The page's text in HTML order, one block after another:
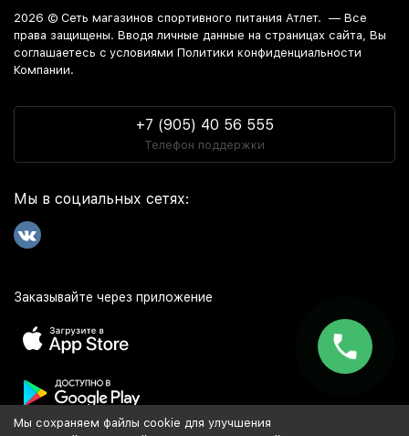
2026 © Сеть магазинов спортивного питания Атлет. — Все
права защищены. Вводя личные данные на страницах сайта, Вы
соглашаетесь c условиями Политики конфиденциальности
Компании.
+7 (905) 40 56 555
Телефон поддержки
Мы в социальных сетях:
Заказывайте через приложение
Мы сохраняем файлы cookie для улучшения